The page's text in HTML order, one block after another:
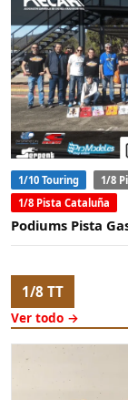
1/10 Touring 1/8
1/8 Pista Cataluña
Podiums Pista
1/8 TT
Ver todo →